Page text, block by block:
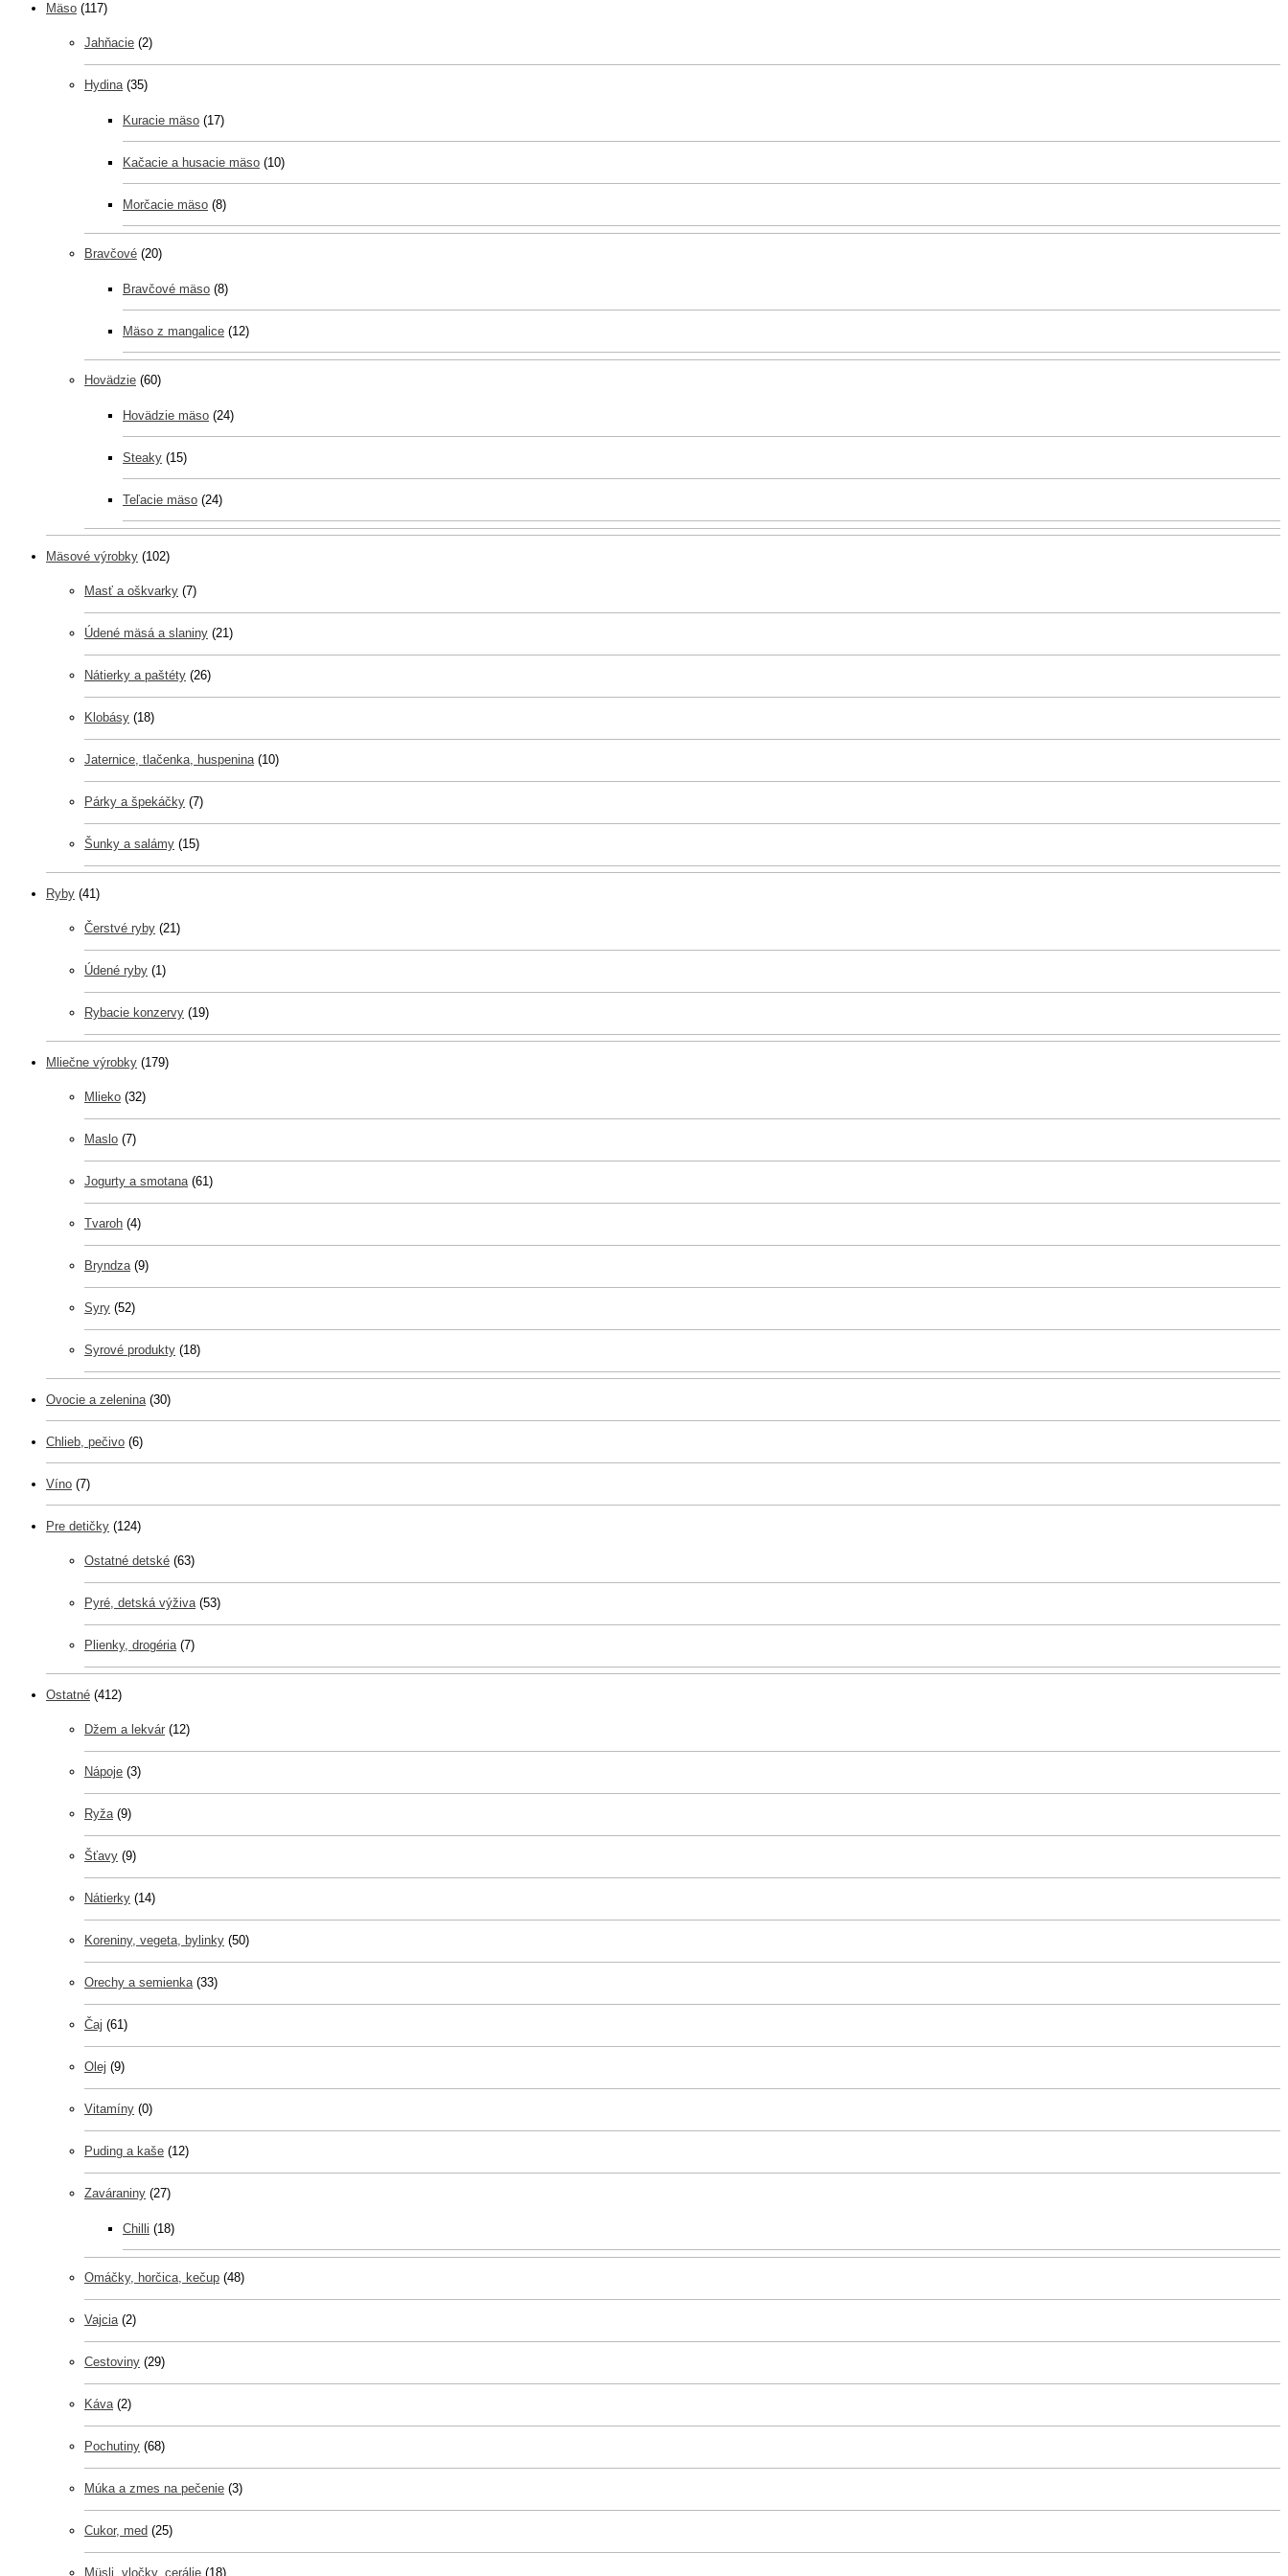
Mäso (117)
Jahňacie (2)
Hydina (35)
Kuracie mäso (17)
Kačacie a husacie mäso (10)
Morčacie mäso (8)
Bravčové (20)
Bravčové mäso (8)
Mäso z mangalice (12)
Hovädzie (60)
Hovädzie mäso (24)
Steaky (15)
Teľacie mäso (24)
Mäsové výrobky (102)
Masť a oškvarky (7)
Údené mäsá a slaniny (21)
Nátierky a paštéty (26)
Klobásy (18)
Jaternice, tlačenka, huspenina (10)
Párky a špekáčky (7)
Šunky a salámy (15)
Ryby (41)
Čerstvé ryby (21)
Údené ryby (1)
Rybacie konzervy (19)
Mliečne výrobky (179)
Mlieko (32)
Maslo (7)
Jogurty a smotana (61)
Tvaroh (4)
Bryndza (9)
Syry (52)
Syrové produkty (18)
Ovocie a zelenina (30)
Chlieb, pečivo (6)
Víno (7)
Pre detičky (124)
Ostatné detské (63)
Pyré, detská výživa (53)
Plienky, drogéria (7)
Ostatné (412)
Džem a lekvár (12)
Nápoje (3)
Ryža (9)
Šťavy (9)
Nátierky (14)
Koreniny, vegeta, bylinky (50)
Orechy a semienka (33)
Čaj (61)
Olej (9)
Vitamíny (0)
Puding a kaše (12)
Zaváraniny (27)
Chilli (18)
Omáčky, horčica, kečup (48)
Vajcia (2)
Cestoviny (29)
Káva (2)
Pochutiny (68)
Múka a zmes na pečenie (3)
Cukor, med (25)
Müsli, vločky, cerálie (18)